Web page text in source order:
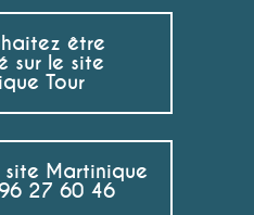
être
sur le site
Tour
Martinique
27 60 46